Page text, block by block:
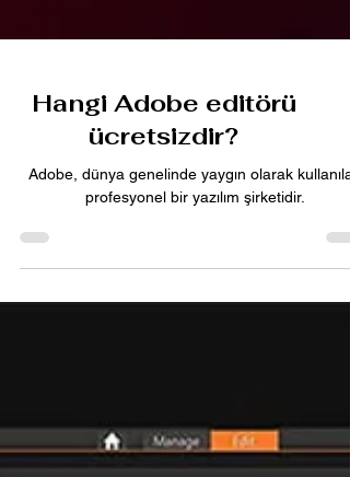
Hangi Adobe editörü
ücretsizdir?